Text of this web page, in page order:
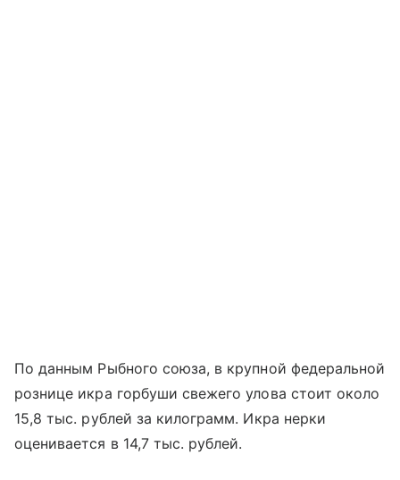
По данным Рыбного союза, в крупной федеральной
рознице икра горбуши свежего улова стоит около
15,8 тыс. рублей за килограмм. Икра нерки
оценивается в 14,7 тыс. рублей.